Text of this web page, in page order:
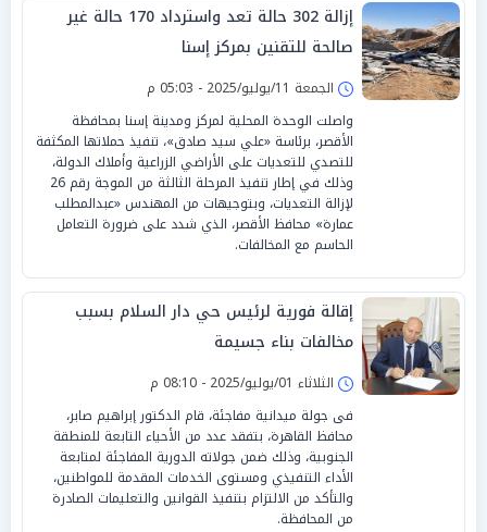
إزالة 302 حالة تعد واسترداد 170 حالة غير
صالحة للتقنين بمركز إسنا
الجمعة 11/يوليو/2025 - 05:03 م
واصلت الوحدة المحلية لمركز ومدينة إسنا بمحافظة
الأقصر، برئاسة «علي سيد صادق»، تنفيذ حملاتها المكثفة
للتصدي للتعديات على الأراضي الزراعية وأملاك الدولة،
وذلك في إطار تنفيذ المرحلة الثالثة من الموجة رقم 26
لإزالة التعديات، وبتوجيهات من المهندس «عبدالمطلب
عمارة» محافظ الأقصر، الذي شدد على ضرورة التعامل
الحاسم مع المخالفات.
إقالة فورية لرئيس حي دار السلام بسبب
مخالفات بناء جسيمة
الثلاثاء 01/يوليو/2025 - 08:10 م
فى جولة ميدانية مفاجئة، قام الدكتور إبراهيم صابر،
محافظ القاهرة، بتفقد عدد من الأحياء التابعة للمنطقة
الجنوبية، وذلك ضمن جولاته الدورية المفاجئة لمتابعة
الأداء التنفيذي ومستوى الخدمات المقدمة للمواطنين،
والتأكد من الالتزام بتنفيذ القوانين والتعليمات الصادرة
من المحافظة.